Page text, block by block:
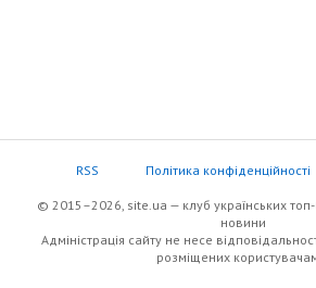
RSS Політика конфіденційності
© 2015–2026, site.ua — клуб українських
новини
Адміністрація сайту не несе
розміщених